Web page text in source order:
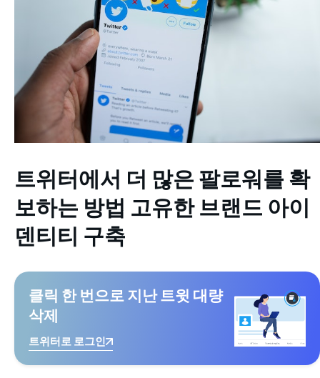
트위터에서 더 많은 팔로워를 확
보하는 방법 고유한 브랜드 아이
덴티티 구축
클릭 한 번으로 지난 트윗 대량
삭제
트위터로 로그인